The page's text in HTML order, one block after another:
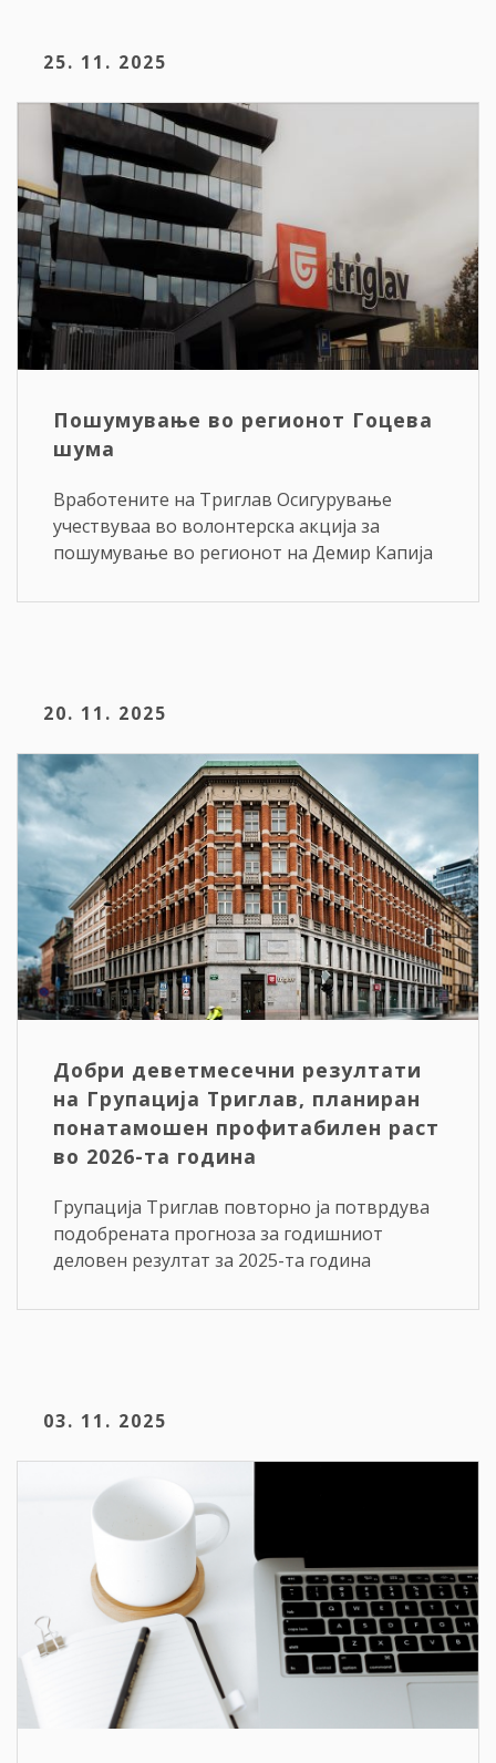
25. 11. 2025
Пошумување во регионот Гоцева
шума
Вработените на Триглав Осигурување
учествуваа во волонтерска акција за
пошумување во регионот на Демир Капија
20. 11. 2025
Добри деветмесечни резултати
на Групација Триглав, планиран
понатамошен профитабилен раст
во 2026-та година
Групација Триглав повторно ја потврдува
подобрената прогноза за годишниот
деловен резултат за 2025-та година
03. 11. 2025